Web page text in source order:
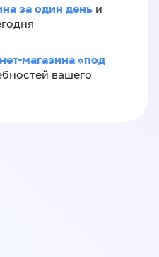
за один день и
магазина «под
вашего